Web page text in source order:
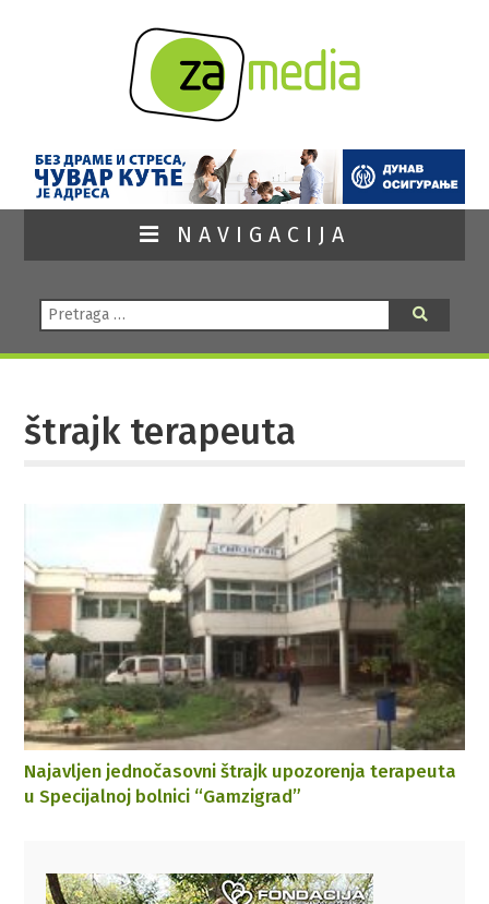
NAVIGACIJA
Pretraga:
štrajk terapeuta
Najavljen jednočasovni štrajk upozorenja terapeuta
u Specijalnoj bolnici “Gamzigrad”